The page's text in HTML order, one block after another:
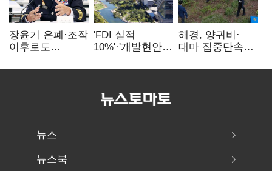
장윤기 은폐·조작
이후로도
내부비위…경찰
'FDI 실적
10%'·'개발현안
인천경제청장
해경, 양귀비·
대마 집중단속…
249명 검거
뉴스
뉴스북